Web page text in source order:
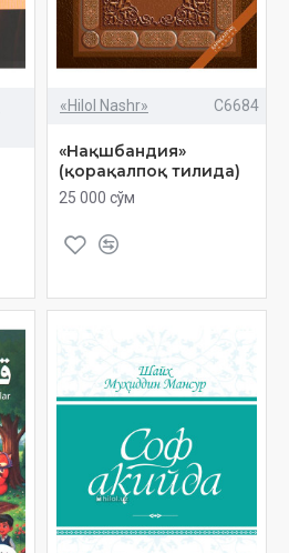
«Hilol Nashr» C6684
«Нақшбандия»
(қорақалпоқ тилида)
25 000 сўм